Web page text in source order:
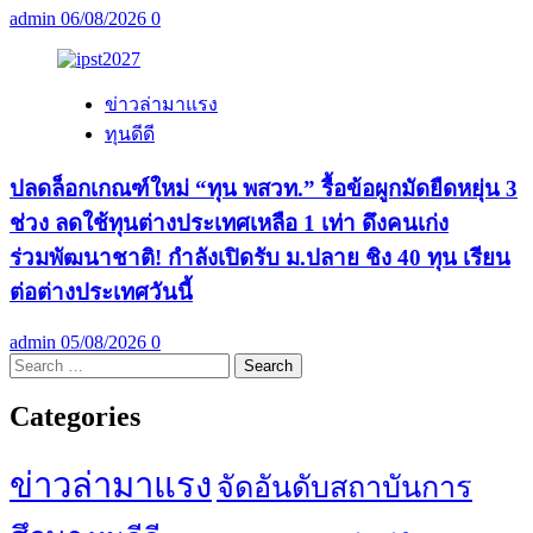
admin 06/08/2026 0
ข่าวล่ามาแรง
ทุนดีดี
ปลดล็อกเกณฑ์ใหม่ “ทุน พสวท.” รื้อข้อผูกมัดยืดหยุ่น 3
ช่วง ลดใช้ทุนต่างประเทศเหลือ 1 เท่า ดึงคนเก่ง
ร่วมพัฒนาชาติ! กำลังเปิดรับ ม.ปลาย ชิง 40 ทุน เรียน
ต่อต่างประเทศวันนี้
admin 05/08/2026 0
Search
for:
Categories
ข่าวล่ามาแรง จัดอันดับสถาบันการ